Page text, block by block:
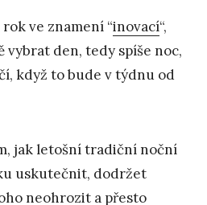
ve znamení “inovací“,
vybrat den, tedy spíše noc,
když to bude v týdnu od
jak letošní tradiční noční
uskutečnit, dodržet
neohrozit a přesto